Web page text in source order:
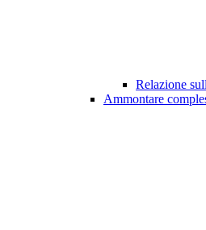
Relazione
Ammontare